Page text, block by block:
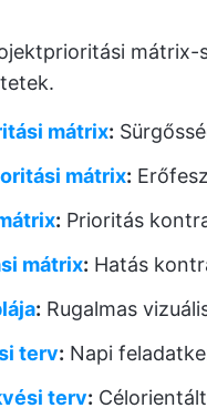
mátrix-
mátrix:
mátrix:
: Prioritás
mátrix: Hatás
: Rugalmas
terv: Napi
terv: